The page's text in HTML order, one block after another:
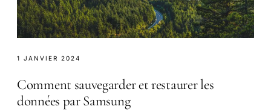
1 JANVIER 2024
Comment sauvegarder et restaurer les
données par Samsung